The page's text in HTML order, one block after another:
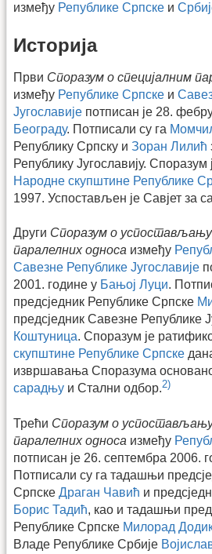
између Републике Српске и
Историја
Први Споразум о специјалним
између Републике Српске и
Југославије потписан је 28.
Београду. Потписали су га
Републику Српску и Зоран Лилић
Републику Југославију.
Народне скупштине Републике
1997. Успостављен је Савјет за
Други Споразум о успостављању
паралелних односа између
Савезне Републике Југославије
2001. године у Бањој Луци.
предсједник Републике Српске
предсједник Савезне Републике
Коштуница. Споразум је
скупштине Републике Српске
извршавања Споразума
сарадњу и Стални одбор.2)
Трећи Споразум о успостављању
паралелних односа између
потписан је 26. септембра 2006.
Потписали су га тадашњи
Српске Драган Чавић и
Борис Тадић, као и тадашњи
Републике Српске Милорад
Владе Републике Србије